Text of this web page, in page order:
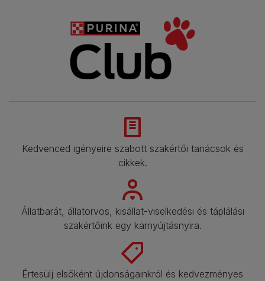
Kedvenced igényeire szabott szakértői tanácsok és
cikkek.​
Állatbarát, állatorvos, kisállat-viselkedési és táplálási
szakértőink egy karnyújtásnyira.​
Értesülj elsőként újdonságainkról és kedvezményes